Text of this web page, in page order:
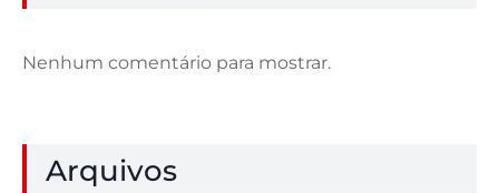
Nenhum comentário para mostrar.
Arquivos